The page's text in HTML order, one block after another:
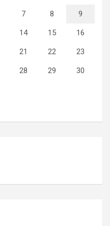
7 8 9
14 15 16
21 22 23
28 29 30